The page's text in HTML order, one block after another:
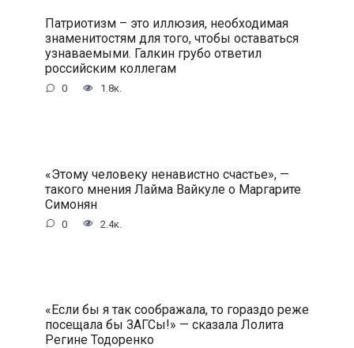
Патриотизм – это иллюзия, необходимая
знаменитостям для того, чтобы оставаться
узнаваемыми. Галкин грубо ответил
российским коллегам
0 1.8к.
«Этому человеку ненавистно счастье», —
такого мнения Лайма Вайкуле о Маргарите
Симонян
0 2.4к.
«Если бы я так соображала, то гораздо реже
посещала бы ЗАГСы!» — сказала Лолита
Регине Тодоренко